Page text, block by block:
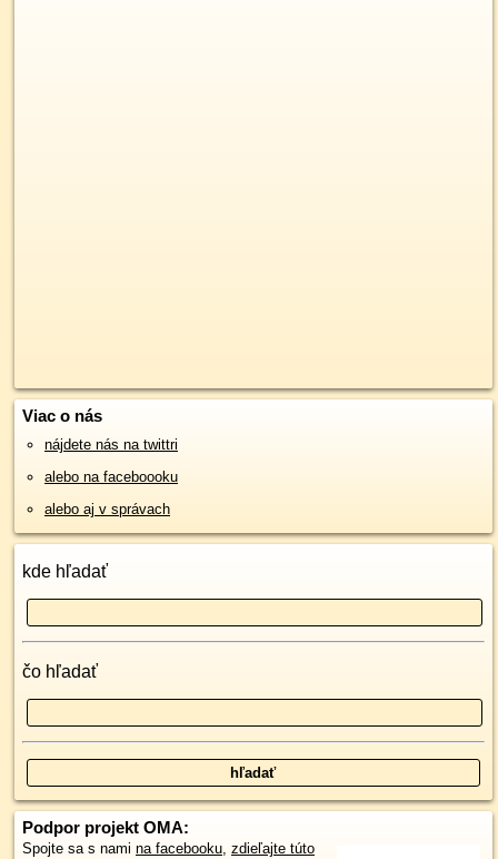
Viac o nás
nájdete nás na twittri
alebo na faceboooku
alebo aj v správach
kde hľadať
čo hľadať
Podpor projekt OMA:
Spojte sa s nami na facebooku, zdieľajte túto